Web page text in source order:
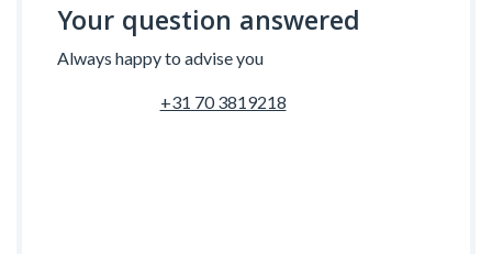
Your question answered
Always happy to advise you
+31 70 3819218